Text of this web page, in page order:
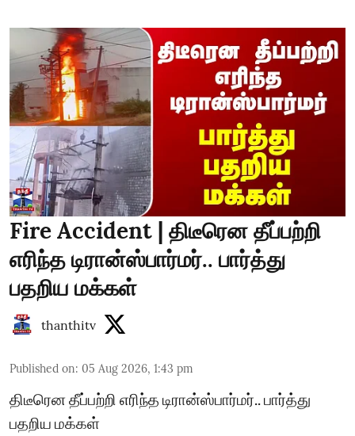
Fire Accident | திடீரென தீப்பற்றி
எரிந்த டிரான்ஸ்பார்மர்.. பார்த்து
பதறிய மக்கள்
thanthitv
Published on: 05 Aug 2026, 1:43 pm
திடீரென தீப்பற்றி எரிந்த டிரான்ஸ்பார்மர்.. பார்த்து
பதறிய மக்கள்